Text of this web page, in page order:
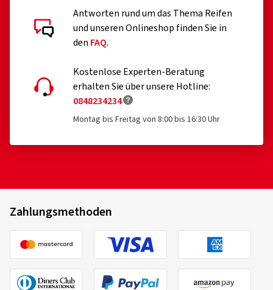
Antworten rund um das Thema Reifen
und unseren Onlineshop finden Sie in
den FAQ.
Kostenlose Experten-Beratung
erhalten Sie über unsere Hotline:
0848234234
Montag bis Freitag von 8:00 bis 16:30 Uhr
Zahlungsmethoden